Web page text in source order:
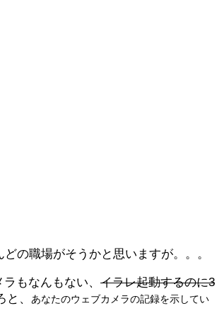
の職場がそうかと思いますが。。。
もなんもない、 イラレ起動するのに3
と、
あなたのウェブカメラの記録を示してい